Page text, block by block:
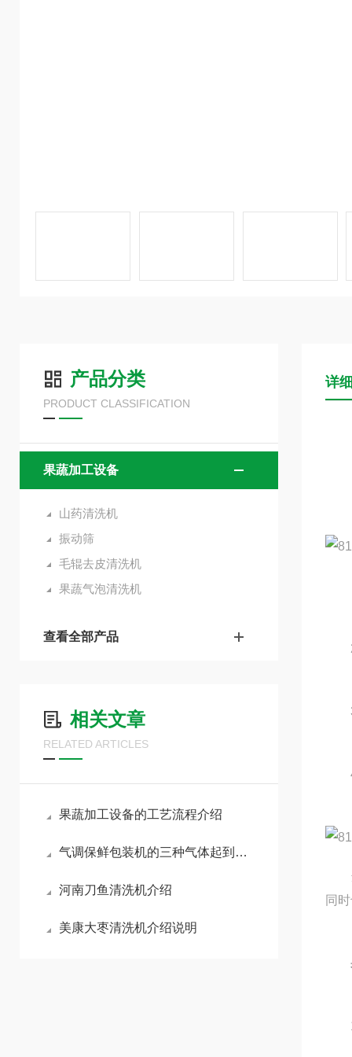
产品分类
PRODUCT CLASSIFICATION
果蔬加工设备
山药清洗机
振动筛
毛辊去皮清洗机
果蔬气泡清洗机
查看全部产品
相关文章
RELATED ARTICLES
果蔬加工设备的工艺流程介绍
气调保鲜包装机的三种气体起到什么作用
河南刀鱼清洗机介绍
美康大枣清洗机介绍说明
详
2
3
4
适
同
1